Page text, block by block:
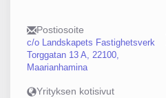
Postiosoite
c/o Landskapets Fastighetsverk
Torggatan 13 A, 22100,
Maarianhamina
Yrityksen kotisivut